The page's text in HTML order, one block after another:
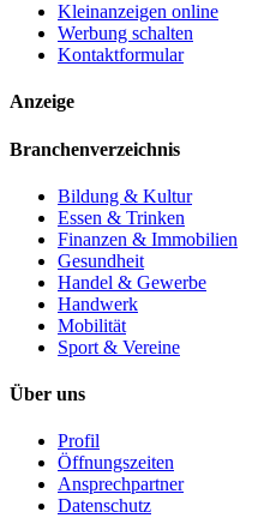
Kleinanzeigen online
Werbung schalten
Kontaktformular
Anzeige
Branchenverzeichnis
Bildung & Kultur
Essen & Trinken
Finanzen & Immobilien
Gesundheit
Handel & Gewerbe
Handwerk
Mobilität
Sport & Vereine
Über uns
Profil
Öffnungszeiten
Ansprechpartner
Datenschutz